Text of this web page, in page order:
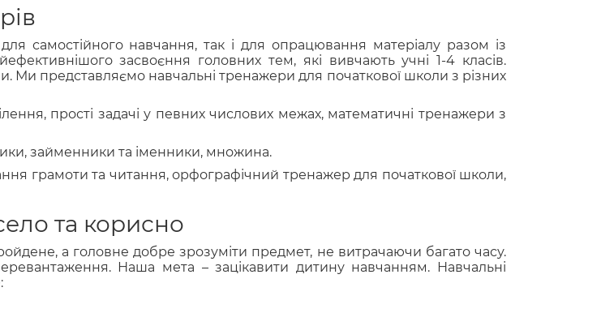
самостійного навчання, так і для опрацювання матеріалу разом із
засвоєння головних тем, які вивчають учні 1-4 класів.
Ми представляємо навчальні тренажери для початкової школи з різних
прості задачі у певних числових межах, математичні тренажери з
займенники та іменники, множина.
грамоти та читання, орфографічний тренажер для початкової школи,
та корисно
а головне добре зрозуміти предмет, не витрачаючи багато часу.
Наша мета – зацікавити дитину навчанням. Навчальні